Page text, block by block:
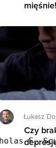
F.
mięśnie!
Łukasz
Czy